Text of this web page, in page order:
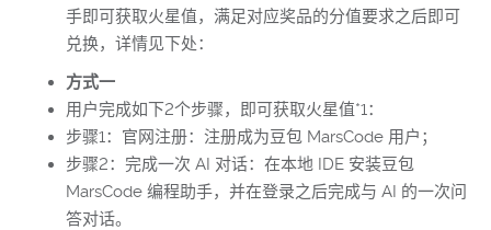
手即可获取火星值，满足对应奖品的分值要求之后即可
兑换，详情见下处：
方式一
用户完成如下2个步骤，即可获取火星值*1：
步骤1：官网注册：注册成为豆包 MarsCode 用户；
步骤2：完成一次 AI 对话：在本地 IDE 安装豆包
MarsCode 编程助手，并在登录之后完成与 AI 的一次问
答对话。